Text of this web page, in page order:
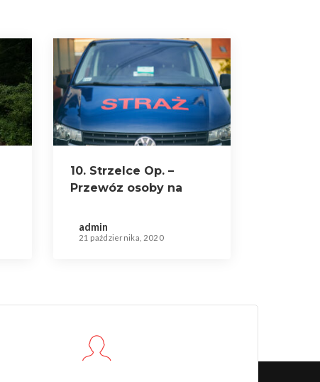
10. Strzelce Op. –
Przewóz osoby na
COVID-19
admin
21 października, 2020